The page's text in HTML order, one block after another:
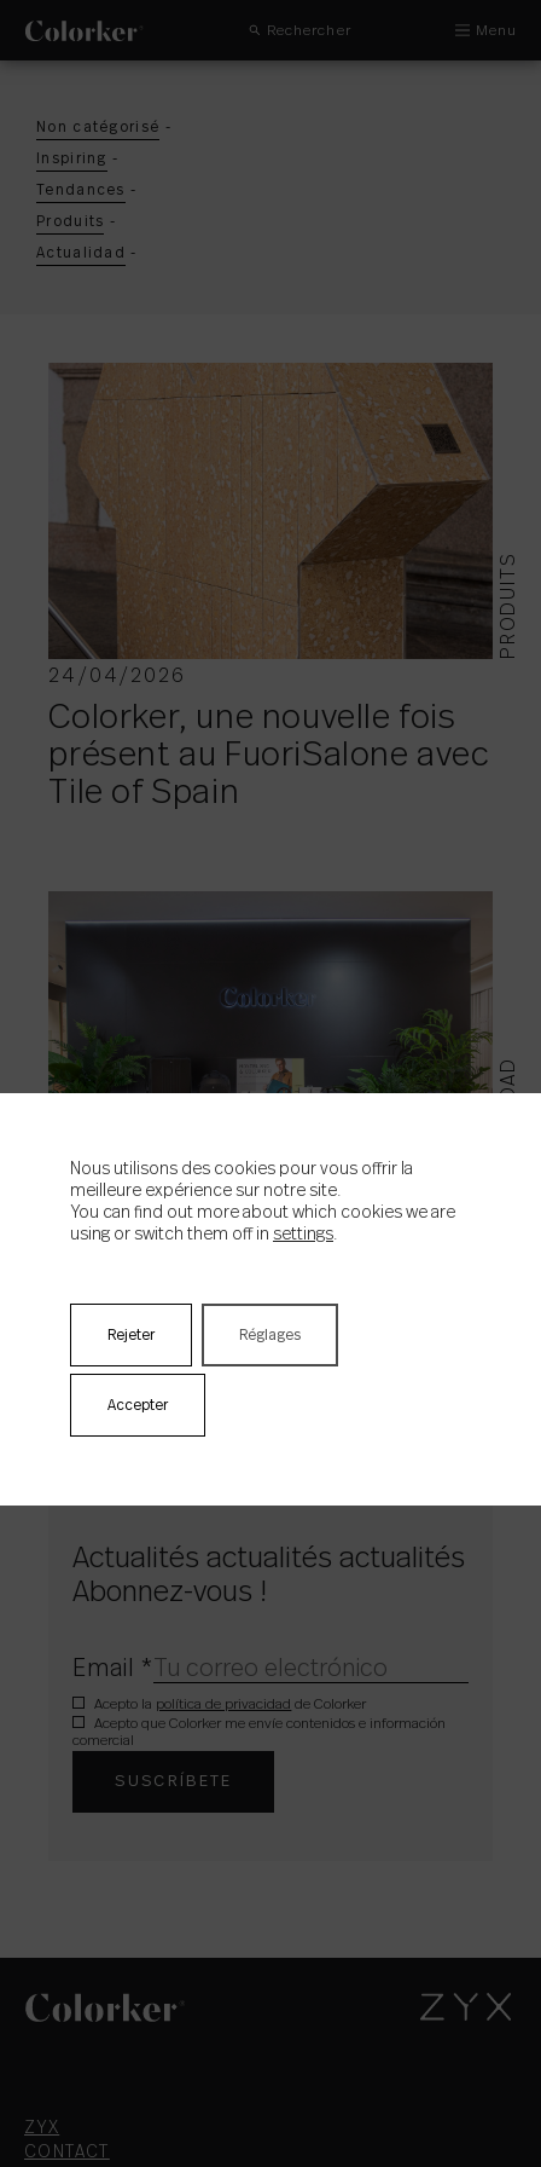
Rechercher Menu
Non catégorisé -
Inspiring -
Tendances -
Produits -
Actualidad -
PRODUITS
24/04/2026
Colorker, une nouvelle fois
présent au FuoriSalone avec
Tile of Spain
ACTUALIDAD
20/01/2026
présente en avant-première
ses propositions de design
pour 2026
Actualités actualités actualités
Abonnez-vous !
Email *
Acepto la política de privacidad de Colorker
Acepto que Colorker me envíe contenidos e información
comercial
ZYX
CONTACT
Nous utilisons des cookies pour vous offrir la
meilleure expérience sur notre site.
You can find out more about which cookies we are
using or switch them off in settings
Accepter
Rejeter Réglages